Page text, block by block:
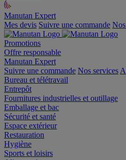
Manutan Expert
offre reconditionnée
Mes devis Suivre une commande Nos
Promotions
Offre responsable
Manutan Expert
Suivre une commande
Bureau et télétravail
Entrepôt
Fournitures industrielles et outillage
Emballage et bac
Sécurité et santé
Espace extérieur
Restauration
Hygiène